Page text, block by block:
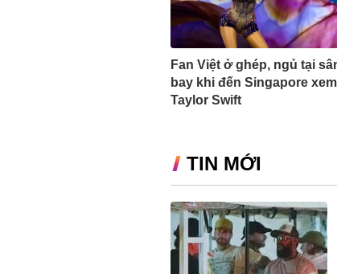
Fan Việt ở ghép, ngủ tại
bay khi đến Singapore xem
Taylor Swift
TIN MỚI